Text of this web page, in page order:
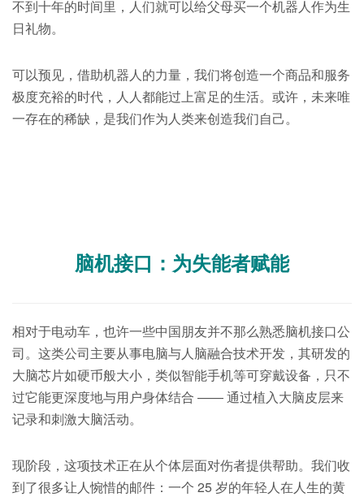
不到十年的时间里，人们就可以给父母买一个机器人作为生
日礼物。
可以预见，借助机器人的力量，我们将创造一个商品和服务
极度充裕的时代，人人都能过上富足的生活。或许，未来唯
一存在的稀缺，是我们作为人类来创造我们自己。
脑机接口：为失能者赋能
相对于电动车，也许一些中国朋友并不那么熟悉脑机接口公
司。这类公司主要从事电脑与人脑融合技术开发，其研发的
大脑芯片如硬币般大小，类似智能手机等可穿戴设备，只不
过它能更深度地与用户身体结合 —— 通过植入大脑皮层来
记录和刺激大脑活动。
现阶段，这项技术正在从个体层面对伤者提供帮助。我们收
到了很多让人惋惜的邮件：一个 25 岁的年轻人在人生的黄